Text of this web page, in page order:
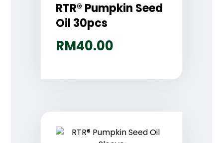
RTR® Pumpkin Seed
Oil 30pcs
RM40.00